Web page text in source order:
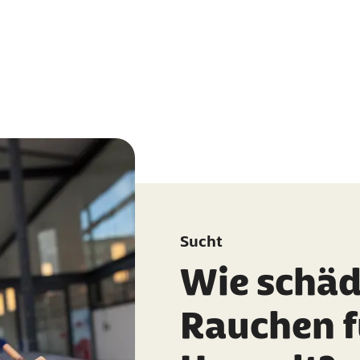
Sucht
Wie
Rauchen